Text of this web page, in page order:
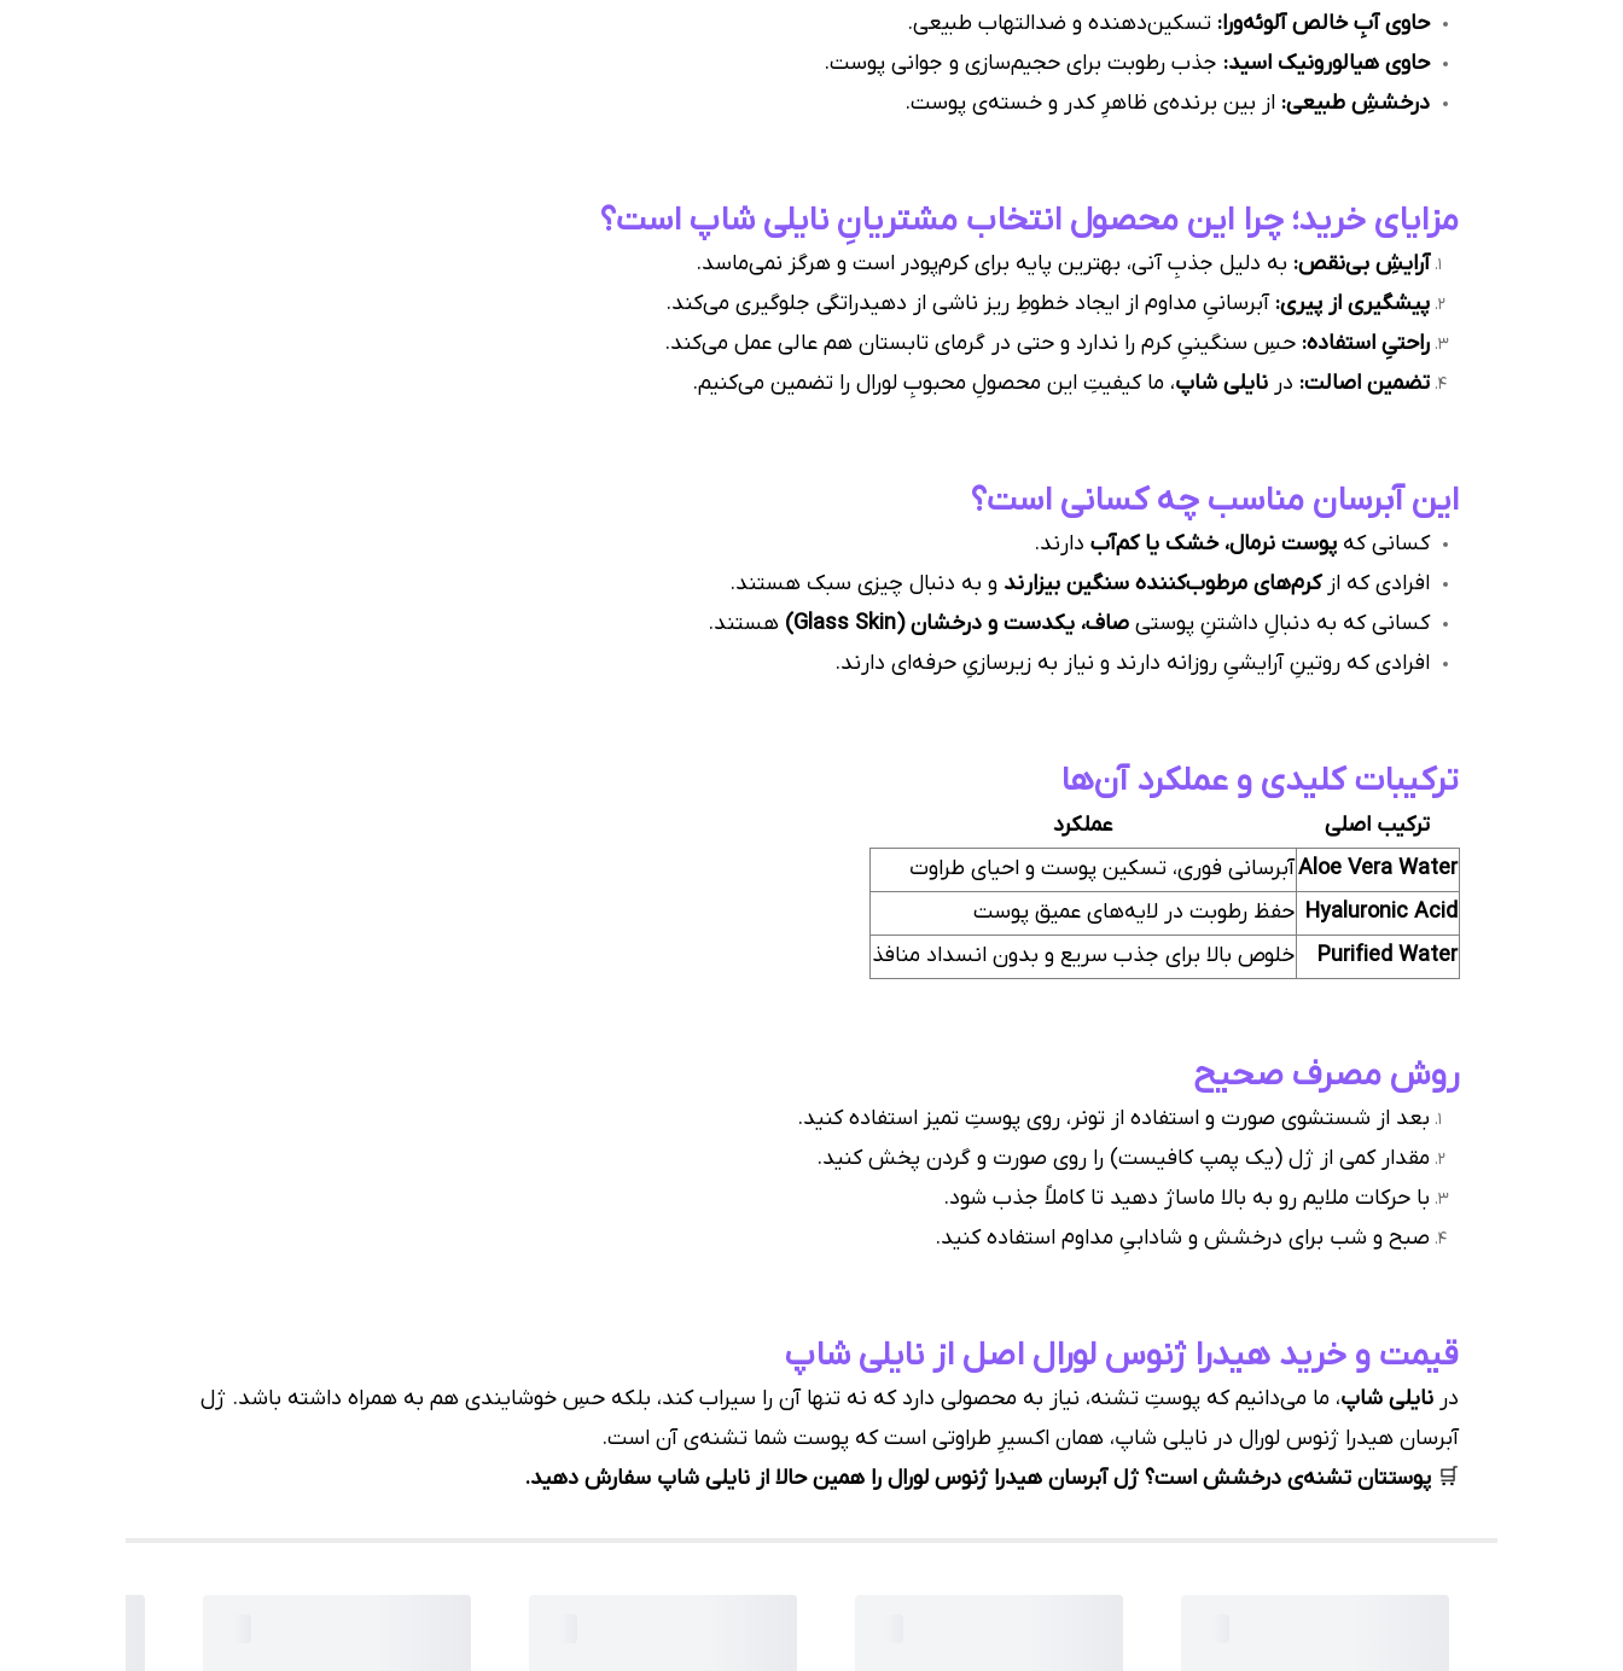
حاوی آبِ خالص آلوئه‌ورا: تسکین‌دهنده و ضدالتهاب طبیعی.
حاوی هیالورونیک اسید: جذب رطوبت برای حجیم‌سازی و جوانی پوست.
درخششِ طبیعی: از بین برنده‌ی ظاهرِ کدر و خسته‌ی پوست.
مزایای خرید؛ چرا این محصول انتخاب مشتریانِ نایلی شاپ است؟
آرایشِ بی‌نقص: به دلیل جذبِ آنی، بهترین پایه برای کرم‌پودر است و هرگز نمی‌ماسد.
پیشگیری از پیری: آبرسانیِ مداوم از ایجاد خطوطِ ریز ناشی از دهیدراتگی جلوگیری می‌کند.
راحتیِ استفاده: حسِ سنگینیِ کرم را ندارد و حتی در گرمای تابستان هم عالی عمل می‌کند.
تضمین اصالت: در نایلی شاپ، ما کیفیتِ این محصولِ محبوبِ لورال را تضمین می‌کنیم.
این آبرسان مناسب چه کسانی است؟
کسانی که پوست نرمال، خشک یا کم‌آب دارند.
افرادی که ازکرم‌های مرطوب‌کننده سنگین بیزارند و به دنبال چیزی سبک هستند.
کسانی که به دنبالِ داشتنِ پوستی صاف، یکدست و درخشان (Glass Skin)
هستند.
افرادی که روتینِ آرایشیِ روزانه دارند و نیاز به زیرسازیِ حرفه‌ای دارند.
ترکیبات کلیدی و عملکرد آن‌ها
ترکیب اصلی
عملکرد
Aloe Vera Waterآبرسانی فوری، تسکین پوست و احیای طراوت
Hyaluronic Acid حفظ رطوبت در لایه‌های عمیق پوست
Purified Water
خلوص بالا برای جذب سریع و بدون انسداد منافذ
روش مصرف صحیح
بعد از شستشوی صورت و استفاده از تونر، روی پوستِ تمیز استفاده کنید.
مقدار کمی از ژل (یک پمپ کافیست) را روی صورت و گردن پخش کنید.
با حرکات ملایم رو به بالا ماساژ دهید تا کاملاً جذب شود.
صبح و شب برای درخشش و شادابیِ مداوم استفاده کنید.
قیمت و خرید هیدرا ژنوس لورال اصل از نایلی شاپ
در نایلی شاپ، ما می‌دانیم که پوستِ تشنه، نیاز به محصولی دارد که نه تنها آن را سیراب کند، بلکه حسِ خوشایندی هم به همراه داشته باشد. ژل
آبرسان هیدرا ژنوس لورال در نایلی شاپ، همان اکسیرِ طراوتی است که پوست شما تشنه‌ی آن است.
🛒 پوستتان تشنه‌ی درخشش است؟ ژل آبرسان هیدرا ژنوس لورال را همین حالا از نایلی شاپ سفارش دهید.